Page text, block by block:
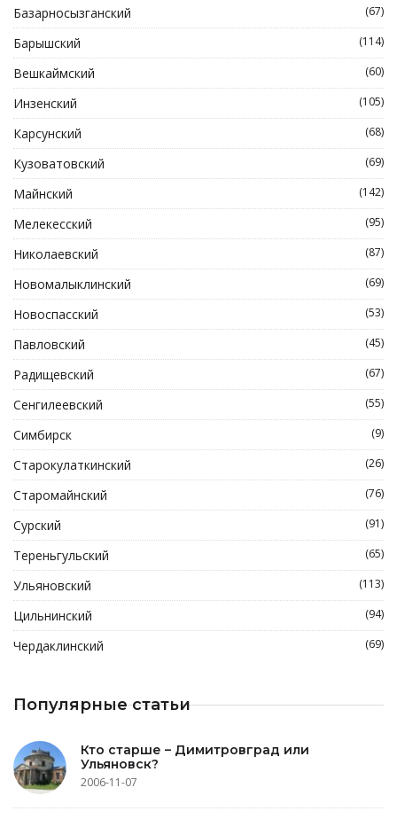
Базарносызганский (67)
Барышский (114)
Вешкаймский (60)
Инзенский (105)
Карсунский (68)
Кузоватовский (69)
Майнский (142)
Мелекесский (95)
Николаевский (87)
Новомалыклинский (69)
Новоспасский (53)
Павловский (45)
Радищевский (67)
Сенгилеевский (55)
Симбирск (9)
Старокулаткинский (26)
Старомайнский (76)
Сурский (91)
Тереньгульский (65)
Ульяновский (113)
Цильнинский (94)
Чердаклинский (69)
Популярные статьи
Кто старше – Димитровград или
Ульяновск?
2006-11-07